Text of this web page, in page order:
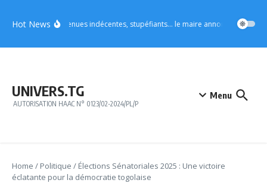
Hot NewsVo4 : tenues indécentes, stupéfiants… le maire annonce des
UNIVERS.TG
AUTORISATION HAAC N° 0123/02-2024/PL/P
Menu
Home / Politique / Élections Sénatoriales 2025 : Une victoire
éclatante pour la démocratie togolaise